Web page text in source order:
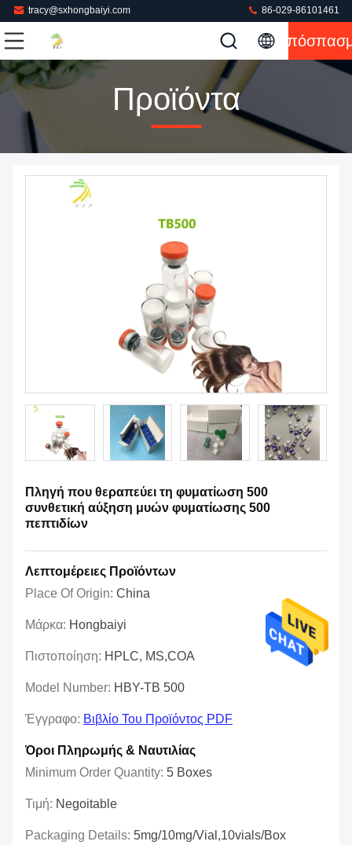
tracy@sxhongbaiyi.com 86-029-86101461
Προϊόντα
Πληγή που θεραπεύει τη φυματίωση 500
συνθετική αύξηση μυών φυματίωσης 500
πεπτιδίων
Λεπτομέρειες Προϊόντων
Place Of Origin: China
Μάρκα: Hongbaiyi
Πιστοποίηση: HPLC, MS,COA
Model Number: HBY-TB 500
Έγγραφο: Βιβλίο Του Προϊόντος PDF
Όροι Πληρωμής & Ναυτιλίας
Minimum Order Quantity: 5 Boxes
Τιμή: Negoitable
Packaging Details: 5mg/10mg/vial,10vials/box